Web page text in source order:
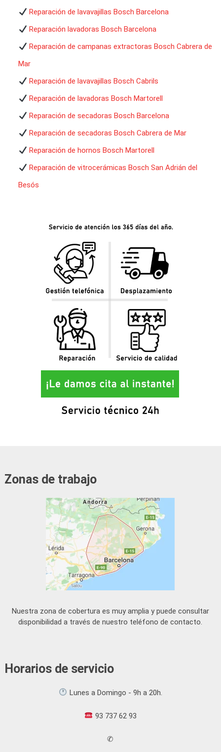
Reparación de lavavajillas Bosch Barcelona
Reparación lavadoras Bosch Barcelona
Reparación de campanas extractoras Bosch Cabrera de
Mar
Reparación de lavavajillas Bosch Cabrils
Reparación de lavadoras Bosch Martorell
Reparación de secadoras Bosch Barcelona
Reparación de secadoras Bosch Cabrera de Mar
Reparación de hornos Bosch Martorell
Reparación de vitrocerámicas Bosch San Adrián del
Besós
Zonas de trabajo
Nuestra zona de cobertura es muy amplia y puede consultar
disponibilidad a través de nuestro teléfono de contacto.
Horarios de servicio
Lunes a Domingo - 9h a 20h.
93 737 62 93
✆